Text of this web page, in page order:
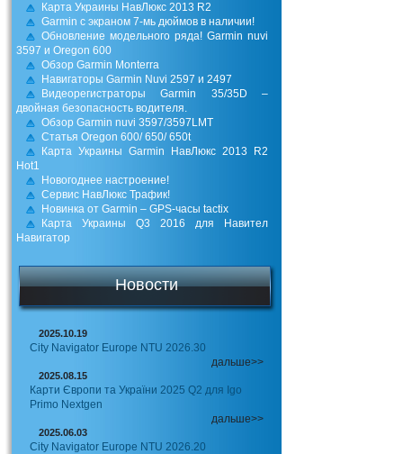
Карта Украины НавЛюкс 2013 R2
Garmin c экраном 7-мь дюймов в наличии!
Обновление модельного ряда! Garmin nuvi
3597 и Oregon 600
Обзор Garmin Monterra
Навигаторы Garmin Nuvi 2597 и 2497
Видеорегистраторы Garmin 35/35D –
двойная безопасность водителя.
Обзор Garmin nuvi 3597/3597LMT
Статья Oregon 600/ 650/ 650t
Карта Украины Garmin НавЛюкс 2013 R2
Hot1
Новогоднее настроение!
Сервис НавЛюкс Трафик!
Новинка от Garmin – GPS-часы tactix
Карта Украины Q3 2016 для Навител
Навигатор
Новости
2025.10.19
City Navigator Europe NTU 2026.30
дальше>>
2025.08.15
Карти Європи та України 2025 Q2 для Igo
Primo Nextgen
дальше>>
2025.06.03
City Navigator Europe NTU 2026.20